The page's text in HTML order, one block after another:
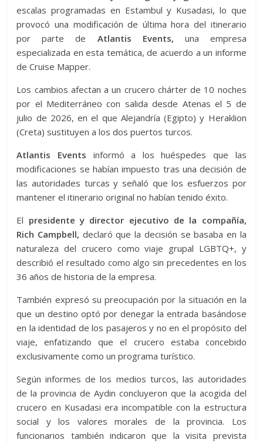
escalas programadas en Estambul y Kusadasi, lo que
provocó una modificación de última hora del itinerario
por parte de Atlantis Events, una empresa
especializada en esta temática, de acuerdo a un informe
de Cruise Mapper.
Los cambios afectan a un crucero chárter de 10 noches
por el Mediterráneo con salida desde Atenas el 5 de
julio de 2026, en el que Alejandría (Egipto) y Heraklion
(Creta) sustituyen a los dos puertos turcos.
Atlantis Events informó a los huéspedes que las
modificaciones se habían impuesto tras una decisión de
las autoridades turcas y señaló que los esfuerzos por
mantener el itinerario original no habían tenido éxito.
El presidente y director ejecutivo de la compañía,
Rich Campbell, declaró que la decisión se basaba en la
naturaleza del crucero como viaje grupal LGBTQ+, y
describió el resultado como algo sin precedentes en los
36 años de historia de la empresa.
También expresó su preocupación por la situación en la
que un destino optó por denegar la entrada basándose
en la identidad de los pasajeros y no en el propósito del
viaje, enfatizando que el crucero estaba concebido
exclusivamente como un programa turístico.
Según informes de los medios turcos, las autoridades
de la provincia de Aydin concluyeron que la acogida del
crucero en Kusadasi era incompatible con la estructura
social y los valores morales de la provincia. Los
funcionarios también indicaron que la visita prevista